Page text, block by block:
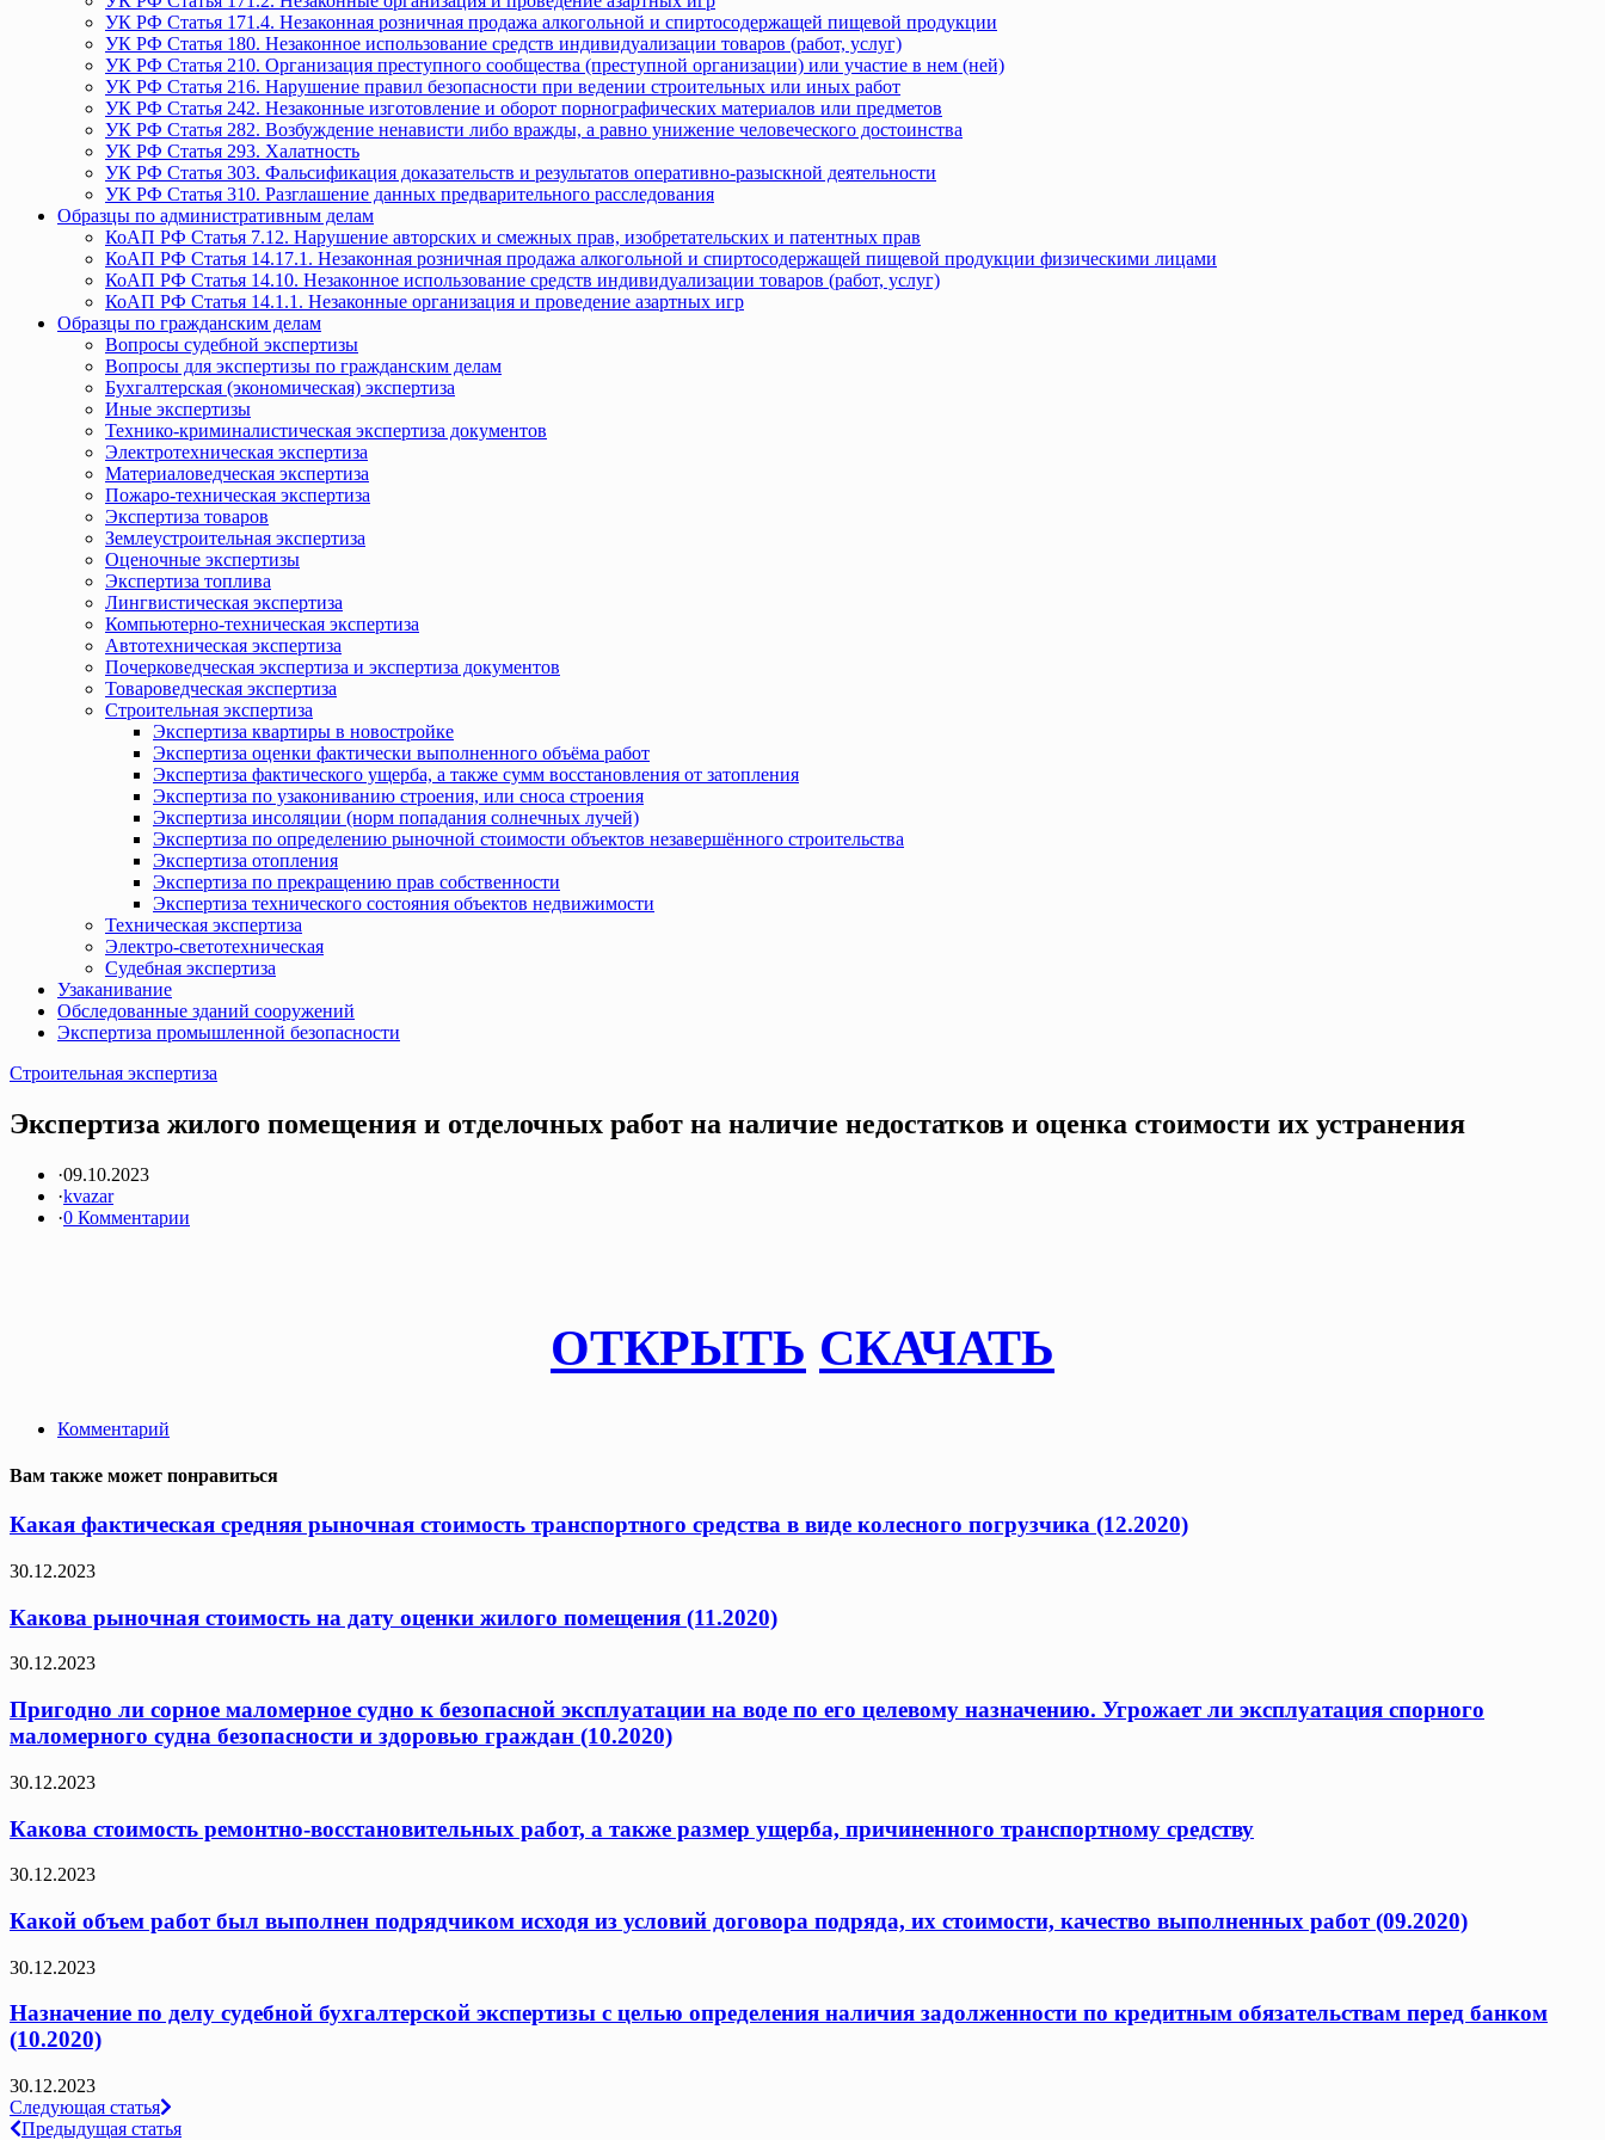
УК РФ Статья 171.4. Незаконная розничная продажа алкогольной и спиртосодержащей пищевой продукции
УК РФ Статья 180. Незаконное использование средств индивидуализации товаров (работ, услуг)
УК РФ Статья 210. Организация преступного сообщества (преступной организации) или участие в нем (ней)
УК РФ Статья 216. Нарушение правил безопасности при ведении строительных или иных работ
УК РФ Статья 242. Незаконные изготовление и оборот порнографических материалов или предметов
УК РФ Статья 282. Возбуждение ненависти либо вражды, а равно унижение человеческого достоинства
УК РФ Статья 293. Халатность
УК РФ Статья 303. Фальсификация доказательств и результатов оперативно-разыскной деятельности
УК РФ Статья 310. Разглашение данных предварительного расследования
Образцы по административным делам
КоАП РФ Статья 7.12. Нарушение авторских и смежных прав, изобретательских и патентных прав
КоАП РФ Статья 14.17.1. Незаконная розничная продажа алкогольной и спиртосодержащей пищевой продукции физическими лицами
КоАП РФ Статья 14.10. Незаконное использование средств индивидуализации товаров (работ, услуг)
КоАП РФ Статья 14.1.1. Незаконные организация и проведение азартных игр
Образцы по гражданским делам
Вопросы судебной экспертизы
Вопросы для экспертизы по гражданским делам
Бухгалтерская (экономическая) экспертиза
Иные экспертизы
Технико-криминалистическая экспертиза документов
Электротехническая экспертиза
Материаловедческая экспертиза
Пожаро-техническая экспертиза
Экспертиза товаров
Землеустроительная экспертиза
Оценочные экспертизы
Экспертиза топлива
Лингвистическая экспертиза
Компьютерно-техническая экспертиза
Автотехническая экспертиза
Почерковедческая экспертиза и экспертиза документов
Товароведческая экспертиза
Строительная экспертиза
Экспертиза квартиры в новостройке
Экспертиза оценки фактически выполненного объёма работ
Экспертиза фактического ущерба, а также сумм восстановления от затопления
Экспертиза по узакониванию строения, или сноса строения
Экспертиза инсоляции (норм попадания солнечных лучей)
Экспертиза по определению рыночной стоимости объектов незавершённого строительства
Экспертиза отопления
Экспертиза по прекращению прав собственности
Экспертиза технического состояния объектов недвижимости
Техническая экспертиза
Электро-светотехническая
Судебная экспертиза
Узаканивание
Обследованные зданий сооружений
Экспертиза промышленной безопасности
Строительная экспертиза
Экспертиза жилого помещения и отделочных работ на наличие недостатков и оценка стоимости их устранения
·09.10.2023
·kvazar
·0 Комментарии
ОТКРЫТЬ СКАЧАТЬ
Комментарий
Вам также может понравиться
Какая фактическая средняя рыночная стоимость транспортного средства в виде колесного погрузчика (12.2020)
30.12.2023
Какова рыночная стоимость на дату оценки жилого помещения (11.2020)
30.12.2023
Пригодно ли сорное маломерное судно к безопасной эксплуатации на воде по его целевому назначению. Угрожает ли эксплуатация спорного
маломерного судна безопасности и здоровью граждан (10.2020)
30.12.2023
Какова стоимость ремонтно-восстановительных работ, а также размер ущерба, причиненного транспортному средству
30.12.2023
Какой объем работ был выполнен подрядчиком исходя из условий договора подряда, их стоимости, качество выполненных работ (09.2020)
30.12.2023
Назначение по делу судебной бухгалтерской экспертизы с целью определения наличия задолженности по кредитным обязательствам перед банком
(10.2020)
30.12.2023
Навигация
Следующая статья
Предыдущая статья